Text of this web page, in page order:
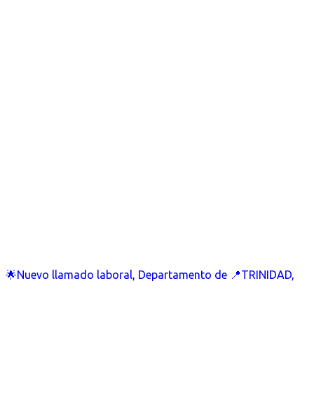
🌟Nuevo llamado laboral, Departamento de 📍TRINIDAD,